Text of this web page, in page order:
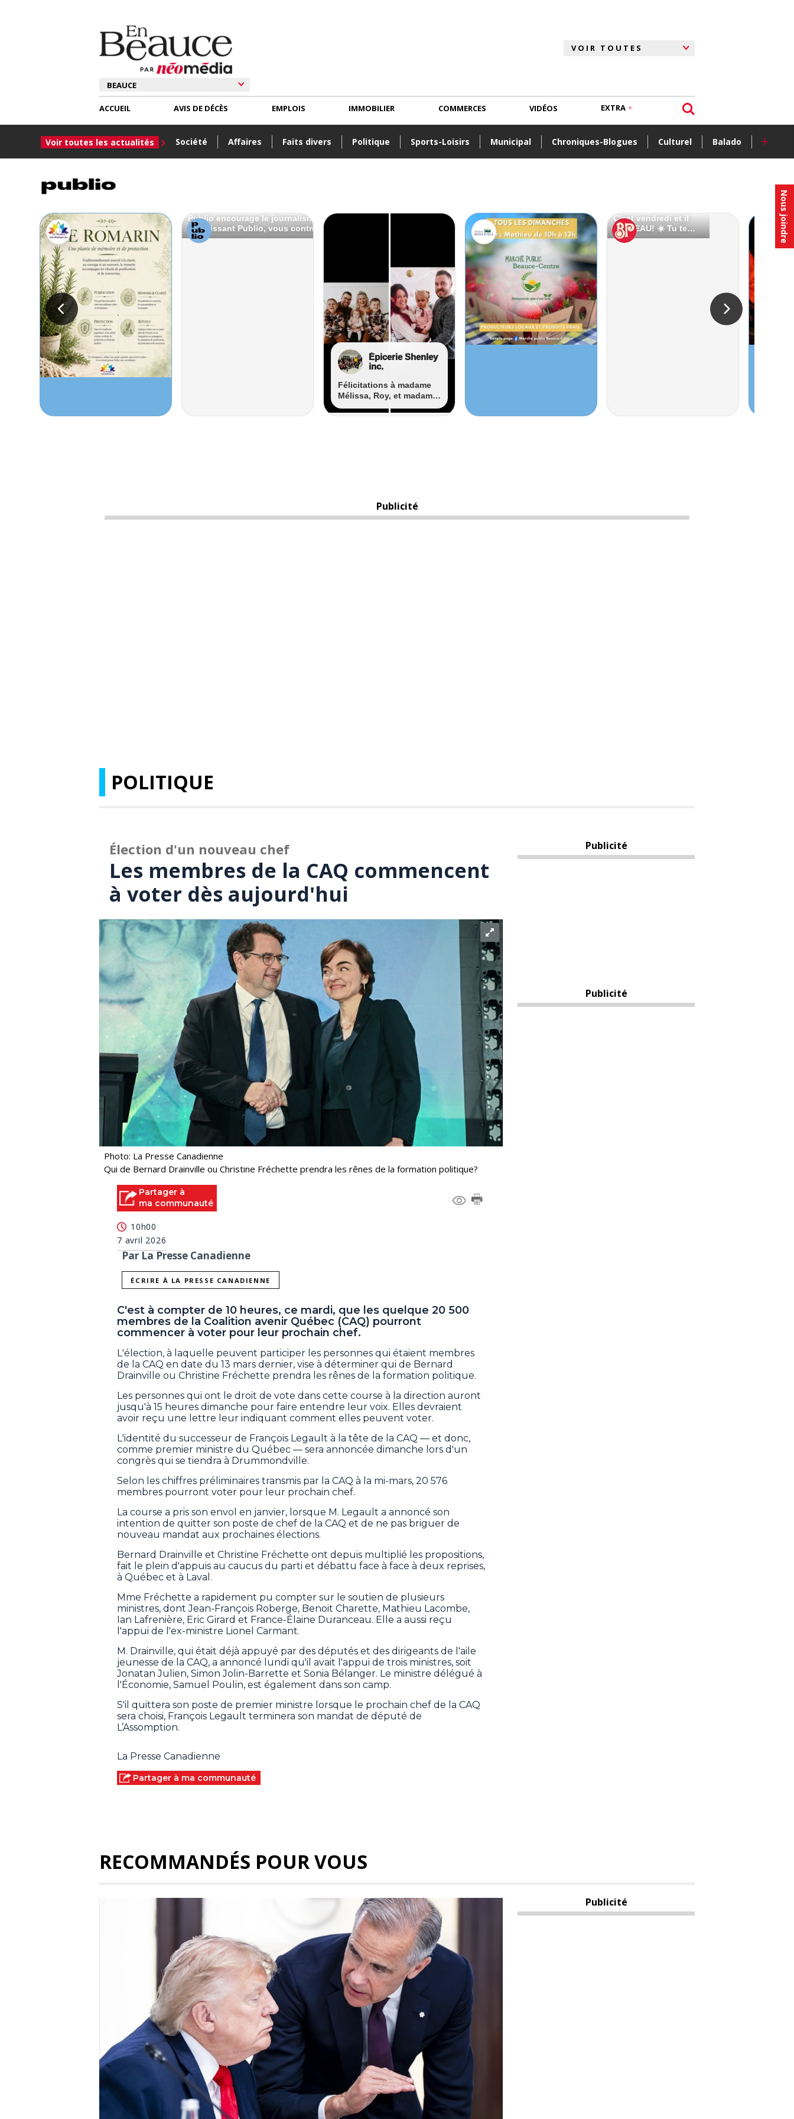
Nous joindre
ACCUEIL
Voir toutes les actualités Société Affaires Faits divers Politique Sports-Loisirs Municipal Chroniques-Blogues Culturel Balado +
AVIS DE DÉCÈS EMPLOIS IMMOBILIER COMMERCES VIDÉOS EXTRA
Publicité
POLITIQUE
Élection d'un nouveau chef
Les membres de la CAQ commencent
à voter dès aujourd'hui
Photo: La Presse Canadienne
Qui de Bernard Drainville ou Christine Fréchette prendra les rênes de la formation politique?
Partager à
ma communauté
10h00
7 avril 2026
Par La Presse Canadienne
ÉCRIRE À LA PRESSE CANADIENNE
C'est à compter de 10 heures, ce mardi, que les quelque 20 500
membres de la Coalition avenir Québec (CAQ) pourront
commencer à voter pour leur prochain chef.
L'élection, à laquelle peuvent participer les personnes qui étaient membres
de la CAQ en date du 13 mars dernier, vise à déterminer qui de Bernard
Drainville ou Christine Fréchette prendra les rênes de la formation politique.
Les personnes qui ont le droit de vote dans cette course à la direction auront
jusqu'à 15 heures dimanche pour faire entendre leur voix. Elles devraient
avoir reçu une lettre leur indiquant comment elles peuvent voter.
L'identité du successeur de François Legault à la tête de la CAQ — et donc,
comme premier ministre du Québec — sera annoncée dimanche lors d'un
congrès qui se tiendra à Drummondville.
Selon les chiffres préliminaires transmis par la CAQ à la mi-mars, 20 576
membres pourront voter pour leur prochain chef.
La course a pris son envol en janvier, lorsque M. Legault a annoncé son
intention de quitter son poste de chef de la CAQ et de ne pas briguer de
nouveau mandat aux prochaines élections.
Bernard Drainville et Christine Fréchette ont depuis multiplié les propositions,
fait le plein d'appuis au caucus du parti et débattu face à face à deux reprises,
à Québec et à Laval.
Mme Fréchette a rapidement pu compter sur le soutien de plusieurs
ministres, dont Jean-François Roberge, Benoit Charette, Mathieu Lacombe,
Ian Lafrenière, Eric Girard et France-Élaine Duranceau. Elle a aussi reçu
l'appui de l'ex-ministre Lionel Carmant.
M. Drainville, qui était déjà appuyé par des députés et des dirigeants de l'aile
jeunesse de la CAQ, a annoncé lundi qu'il avait l'appui de trois ministres, soit
Jonatan Julien, Simon Jolin-Barrette et Sonia Bélanger. Le ministre délégué à
l'Économie, Samuel Poulin, est également dans son camp.
S'il quittera son poste de premier ministre lorsque le prochain chef de la CAQ
sera choisi, François Legault terminera son mandat de député de
L’Assomption.
La Presse Canadienne
Partager à ma communauté
Publicité
Publicité
RECOMMANDÉS POUR VOUS
Publicité